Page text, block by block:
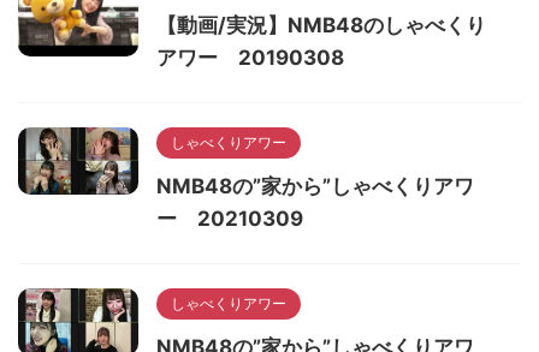
【動画/実況】NMB48のしゃべくり
アワー 20190308
しゃべくりアワー
NMB48の”家から”しゃべくりアワ
ー 20210309
しゃべくりアワー